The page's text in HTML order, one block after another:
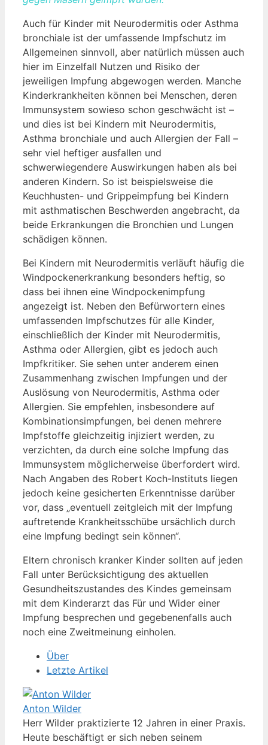
Auch für Kinder mit Neurodermitis oder Asthma
bronchiale ist der umfassende Impfschutz im
Allgemeinen sinnvoll, aber natürlich müssen auch
hier im Einzelfall Nutzen und Risiko der
jeweiligen Impfung abgewogen werden. Manche
Kinderkrankheiten können bei Menschen, deren
Immunsystem sowieso schon geschwächt ist –
und dies ist bei Kindern mit Neurodermitis,
Asthma bronchiale und auch Allergien der Fall –
sehr viel heftiger ausfallen und
schwerwiegendere Auswirkungen haben als bei
anderen Kindern. So ist beispielsweise die
Keuchhusten- und Grippeimpfung bei Kindern
mit asthmatischen Beschwerden angebracht, da
beide Erkrankungen die Bronchien und Lungen
schädigen können.
Bei Kindern mit Neurodermitis verläuft häufig die
Windpockenerkrankung besonders heftig, so
dass bei ihnen eine Windpockenimpfung
angezeigt ist. Neben den Befürwortern eines
umfassenden Impfschutzes für alle Kinder,
einschließlich der Kinder mit Neurodermitis,
Asthma oder Allergien, gibt es jedoch auch
Impfkritiker. Sie sehen unter anderem einen
Zusammenhang zwischen Impfungen und der
Auslösung von Neurodermitis, Asthma oder
Allergien. Sie empfehlen, insbesondere auf
Kombinationsimpfungen, bei denen mehrere
Impfstoffe gleichzeitig injiziert werden, zu
verzichten, da durch eine solche Impfung das
Immunsystem möglicherweise überfordert wird.
Nach Angaben des Robert Koch-Instituts liegen
jedoch keine gesicherten Erkenntnisse darüber
vor, dass „eventuell zeitgleich mit der Impfung
auftretende Krankheitsschübe ursächlich durch
eine Impfung bedingt sein können“.
Eltern chronisch kranker Kinder sollten auf jeden
Fall unter Berücksichtigung des aktuellen
Gesundheitszustandes des Kindes gemeinsam
mit dem Kinderarzt das Für und Wider einer
Impfung besprechen und gegebenenfalls auch
noch eine Zweitmeinung einholen.
Über
Letzte Artikel
Anton Wilder
Herr Wilder praktizierte 12 Jahren in einer Praxis.
Heute beschäftigt er sich neben seinem